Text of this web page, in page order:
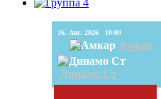
16. Авг. 2026 10:00
Амкар
Динамо Ст